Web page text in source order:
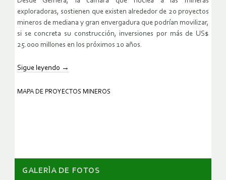
exploradoras, sostienen que existen alrededor de 20 proyectos
mineros de mediana y gran envergadura que podrían movilizar,
si se concreta su construcción, inversiones por más de US$
25.000 millones en los próximos 10 años.
Sigue leyendo →
MAPA DE PROYECTOS MINEROS
GALERÌA DE FOTOS